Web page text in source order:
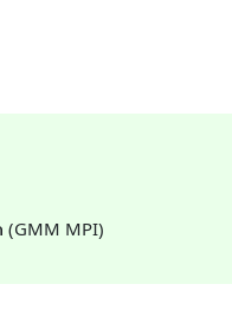
(GMM MPI)